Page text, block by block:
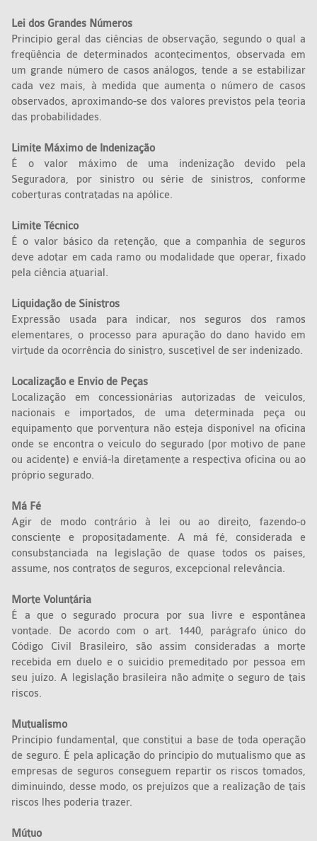
Lei dos Grandes Números
Princípio geral das ciências de observação, segundo o qual a
freqüência de determinados acontecimentos, observada em
um grande número de casos análogos, tende a se estabilizar
cada vez mais, à medida que aumenta o número de casos
observados, aproximando-se dos valores previstos pela teoria
das probabilidades.
Limite Máximo de Indenização
É o valor máximo de uma indenização devido pela
Seguradora, por sinistro ou série de sinistros, conforme
coberturas contratadas na apólice.
Limite Técnico
É o valor básico da retenção, que a companhia de seguros
deve adotar em cada ramo ou modalidade que operar, fixado
pela ciência atuarial.
Liquidação de Sinistros
Expressão usada para indicar, nos seguros dos ramos
elementares, o processo para apuração do dano havido em
virtude da ocorrência do sinistro, suscetível de ser indenizado.
Localização e Envio de Peças
Localização em concessionárias autorizadas de veículos,
nacionais e importados, de uma determinada peça ou
equipamento que porventura não esteja disponível na oficina
onde se encontra o veículo do segurado (por motivo de pane
ou acidente) e enviá-la diretamente a respectiva oficina ou ao
próprio segurado.
Má Fé
Agir de modo contrário à lei ou ao direito, fazendo-o
consciente e propositadamente. A má fé, considerada e
consubstanciada na legislação de quase todos os países,
assume, nos contratos de seguros, excepcional relevância.
Morte Voluntária
É a que o segurado procura por sua livre e espontânea
vontade. De acordo com o art. 1440, parágrafo único do
Código Civil Brasileiro, são assim consideradas a morte
recebida em duelo e o suicídio premeditado por pessoa em
seu juízo. A legislação brasileira não admite o seguro de tais
riscos.
Mutualismo
Princípio fundamental, que constitui a base de toda operação
de seguro. É pela aplicação do princípio do mutualismo que as
empresas de seguros conseguem repartir os riscos tomados,
diminuindo, desse modo, os prejuízos que a realização de tais
riscos lhes poderia trazer.
Mútuo